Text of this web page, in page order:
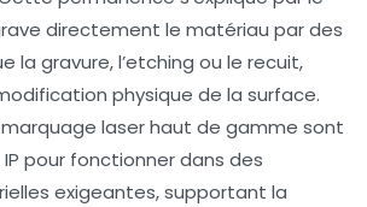
directement le matériau par des
la gravure, l’etching ou le recuit,
physique de la surface.
laser haut de gamme sont
IP pour fonctionner dans des
exigeantes, supportant la